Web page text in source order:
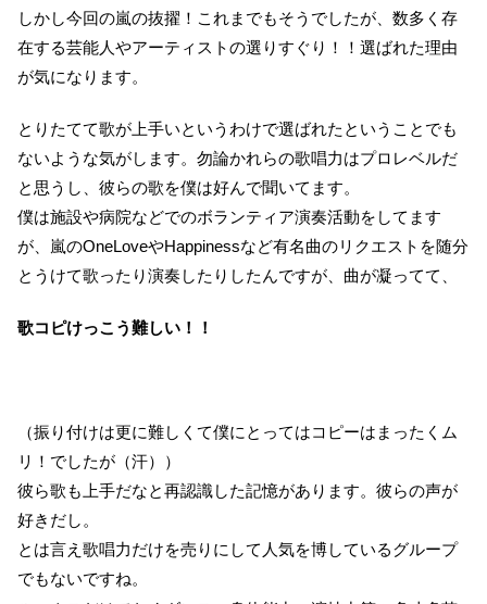
しかし今回の嵐の抜擢！これまでもそうでしたが、数多く存
在する芸能人やアーティストの選りすぐり！！選ばれた理由
が気になります。
とりたてて歌が上手いというわけで選ばれたということでも
ないような気がします。勿論かれらの歌唱力はプロレベルだ
と思うし、彼らの歌を僕は好んで聞いてます。
僕は施設や病院などでのボランティア演奏活動をしてます
が、嵐のOneLoveやHappinessなど有名曲のリクエストを随分
とうけて歌ったり演奏したりしたんですが、曲が凝ってて、
歌コピけっこう難しい！！
（振り付けは更に難しくて僕にとってはコピーはまったくム
リ！でしたが（汗））
彼ら歌も上手だなと再認識した記憶があります。彼らの声が
好きだし。
とは言え歌唱力だけを売りにして人気を博しているグループ
でもないですね。